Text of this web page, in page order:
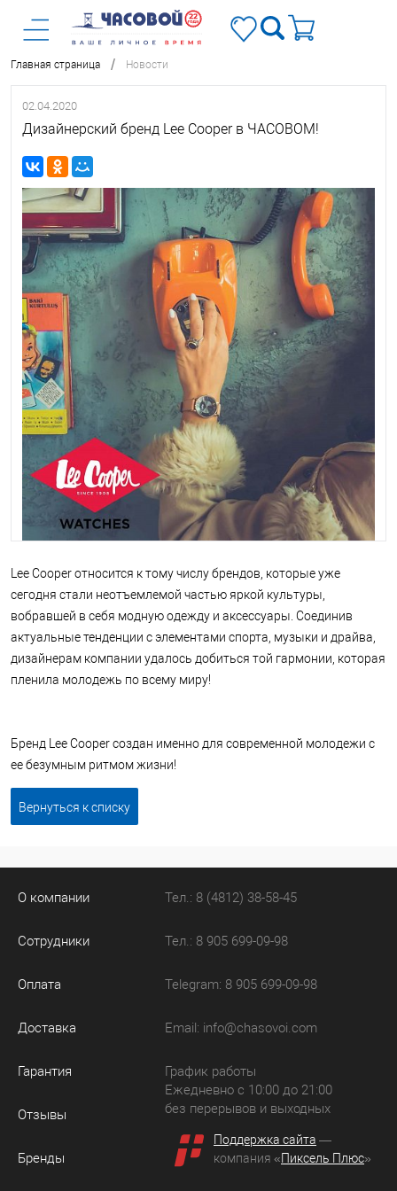
Главная страница / Новости
02.04.2020
Дизайнерский бренд Lee Cooper в ЧАСОВОМ!
Lee Cooper относится к тому числу брендов, которые уже
сегодня стали неотъемлемой частью яркой культуры,
вобравшей в себя модную одежду и аксессуары. Соединив
актуальные тенденции с элементами спорта, музыки и драйва,
дизайнерам компании удалось добиться той гармонии, которая
пленила молодежь по всему миру!
Бренд Lee Cooper создан именно для современной молодежи с
ее безумным ритмом жизни!
Вернуться к списку
О компании
Сотрудники
Оплата
Доставка
Гарантия
Отзывы
Бренды
Тел.: 8 (4812) 38-58-45
Тел.: 8 905 699-09-98
Telegram: 8 905 699-09-98
Email: info@chasovoi.com
График работы
Ежедневно с 10:00 до 21:00
без перерывов и выходных
Поддержка сайта —
компания «Пиксель Плюс»